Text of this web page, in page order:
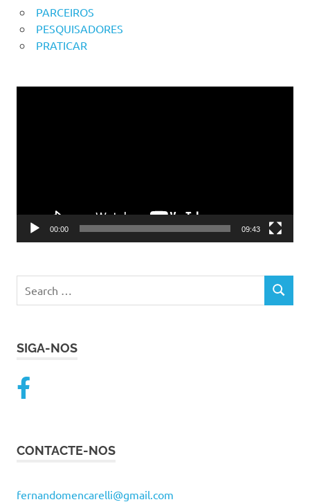
PARCEIROS
PESQUISADORES
PRATICAR
00:00 09:43
SIGA-NOS
CONTACTE-NOS
fernandomencarelli@gmail.com